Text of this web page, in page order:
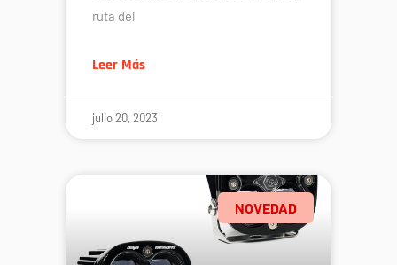
ruta del
Leer Más
julio 20, 2023
NOVEDAD